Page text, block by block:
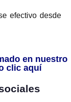
efectivo desde
en nuestro
clic aquí